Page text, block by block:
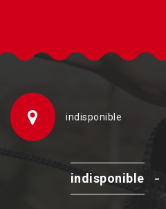
indisponible
indisponible -